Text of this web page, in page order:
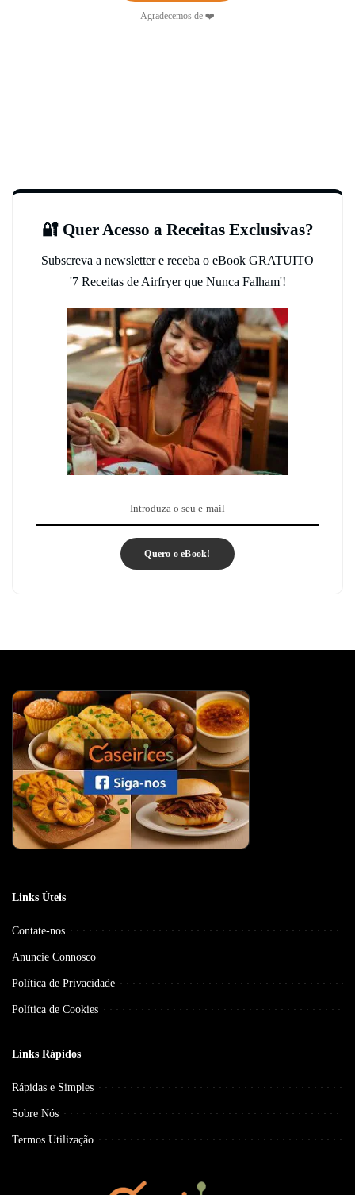
Agradecemos de ❤️
🔐 Quer Acesso a Receitas Exclusivas?
Subscreva a newsletter e receba o eBook GRATUITO
'7 Receitas de Airfryer que Nunca Falham'!
Quero o eBook!
Links Úteis
Contate-nos
Anuncie Connosco
Política de Privacidade
Política de Cookies
Links Rápidos
Rápidas e Simples
Sobre Nós
Termos Utilização